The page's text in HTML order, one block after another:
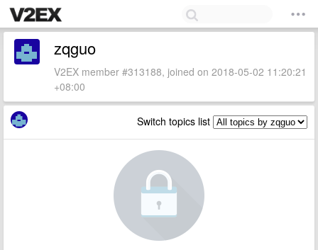
zqguo
V2EX member #313188, joined on 2018-05-02 11:20:21
+08:00
Switch topics list